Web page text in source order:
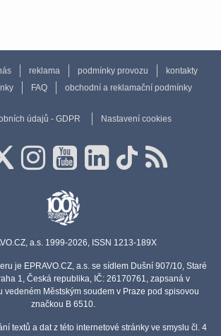
reklama podmínky provozu
kontakty
FAQ obchodní a reklamační podmínky
údajů - GDPR Nastavení cookies
a.s. 1999-2026, ISSN 1213-189X
je EPRAVO.CZ, a.s. se sídlem Dušní 907/10, Staré
1, Česká republika, IČ: 26170761, zapsaná v
vedeném Městským soudem v Praze pod spisovou
značkou B 6510.
textů a dat z této internetové stránky ve smyslu čl. 4